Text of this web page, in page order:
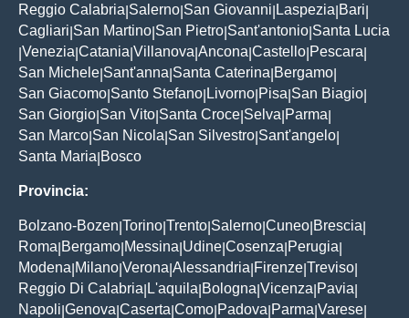
Reggio Calabria Salerno San Giovanni Laspezia Bari
Cagliari San Martino San Pietro Sant'antonio Santa Lucia
Venezia Catania Villanova Ancona Castello Pescara
San Michele Sant'anna Santa Caterina Bergamo
San Giacomo Santo Stefano Livorno Pisa San Biagio
San Giorgio San Vito Santa Croce Selva Parma
San Marco San Nicola San Silvestro Sant'angelo
Santa Maria Bosco
Provincia:
Bolzano-Bozen Torino Trento Salerno Cuneo Brescia
Roma Bergamo Messina Udine Cosenza Perugia
Modena Milano Verona Alessandria Firenze Treviso
Reggio Di Calabria L'aquila Bologna Vicenza Pavia
Napoli Genova Caserta Como Padova Parma Varese